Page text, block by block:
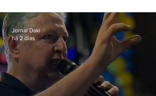
Jornal Daki
há 2 dias